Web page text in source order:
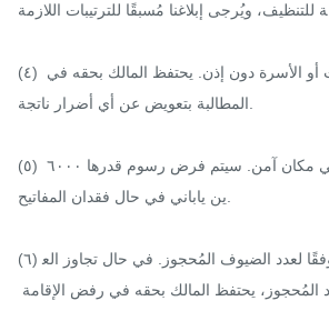
ة للتنظيف، ويُرجى إبلاغنا مُسبقًا للترتيبات اللازمة.
(٤) يُرجى عدم تحريك الأثاث أو الأسرة دون إذن. يحتفظ المالك بحقه في
المطالبة بتعويض عن أي أضرار ناتجة.
(٥) يُرجى حفظ مفاتيحكم في مكان آمن. سيتم فرض رسوم قدرها ٦٠٠٠
ين ياباني في حال فقدان المفاتيح.
(٦) يُرجى تسجيل الوصول وفقًا لعدد الضيوف المُحجوز. في حال تجاوز الع